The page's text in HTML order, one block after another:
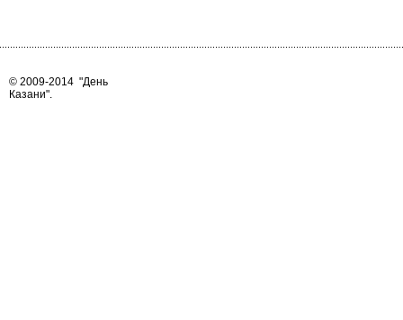
© 2009-2014 "День
Казани".